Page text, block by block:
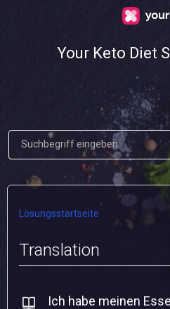
Your Keto Diet
Lösungsstartseite
Translation
Ich habe meinen